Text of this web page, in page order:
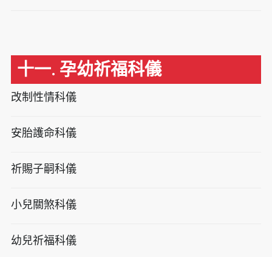
十一. 孕幼祈福科儀
改制性情科儀
安胎護命科儀
祈賜子嗣科儀
小兒關煞科儀
幼兒祈福科儀